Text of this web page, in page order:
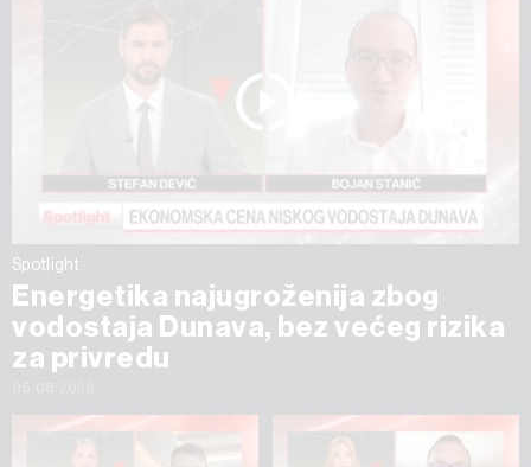
Spotlight
Energetika najugroženija zbog
vodostaja Dunava, bez većeg rizika
za privredu